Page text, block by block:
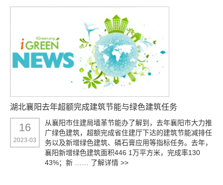
湖北襄阳去年超额完成建筑节能与绿色建筑任务
16
2023-03
从襄阳市住建局墙革节能办了解到，去年襄阳市大力推
广绿色建筑，超额完成省住建厅下达的建筑节能减排任
务以及新增绿色建筑、磷石膏应用等指标任务。去年，
襄阳新增绿色建筑面积446 1万平方米，完成率130
43%；新 …… 了解详情 >>